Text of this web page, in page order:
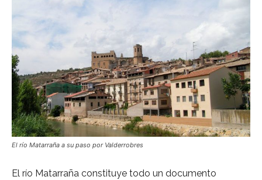
El río Matarraña a su paso por Valderrobres
El río Matarraña constituye todo un documento